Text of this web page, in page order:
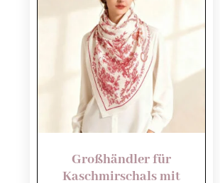
Großhändler für
Kaschmirschals mit